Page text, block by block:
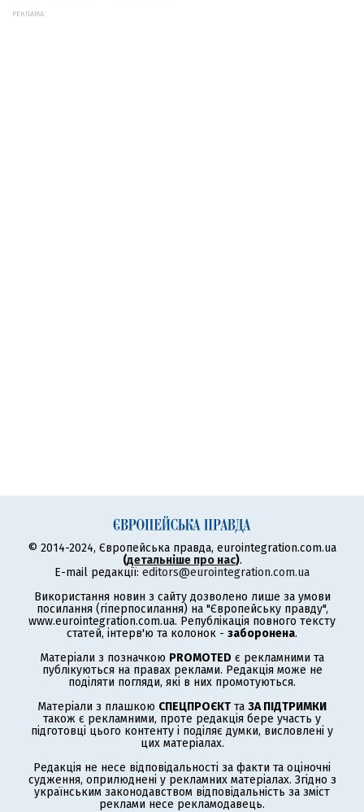
РЕКЛАМА:
© 2014-2024, Європейська правда, eurointegration.com.ua
(детальніше про нас).
E-mail редакції: editors@eurointegration.com.ua
Використання новин з сайту дозволено лише за умови
посилання (гіперпосилання) на "Європейську правду",
www.eurointegration.com.ua. Републікація повного тексту
статей, інтерв'ю та колонок - заборонена.
Матеріали з позначкою PROMOTED є рекламними та
публікуються на правах реклами. Редакція може не
поділяти погляди, які в них промотуються.
Матеріали з плашкою СПЕЦПРОЄКТ та ЗА ПІДТРИМКИ
також є рекламними, проте редакція бере участь у
підготовці цього контенту і поділяє думки, висловлені у
цих матеріалах.
Редакція не несе відповідальності за факти та оціночні
судження, оприлюднені у рекламних матеріалах. Згідно з
українським законодавством відповідальність за зміст
реклами несе рекламодавець.